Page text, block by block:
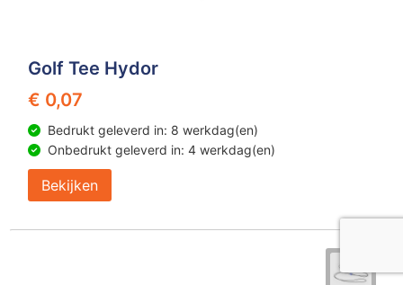
Golf Tee Hydor
€ 0,07
Bedrukt geleverd in: 8 werkdag(en)
Onbedrukt geleverd in: 4 werkdag(en)
Bekijken